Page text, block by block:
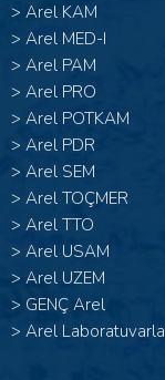
> Arel KAM
> Arel MED-I
> Arel PAM
> Arel PRO
> Arel POTKAM
> Arel PDR
> Arel SEM
> Arel TOÇMER
> Arel TTO
> Arel USAM
> Arel UZEM
> GENÇ Arel
> Arel